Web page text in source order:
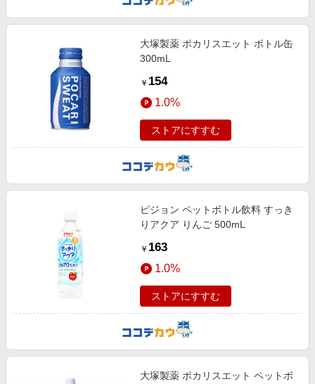
大塚製薬 ポカリスエット ボトル缶
300mL
￥ 154
1.0%
ストアにすすむ
ピジョン ペットボトル飲料 すっき
りアクア りんご 500mL
￥ 163
1.0%
ストアにすすむ
大塚製薬 ポカリスエット ペットボ